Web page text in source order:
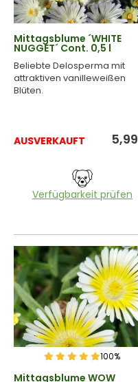
Mittagsblume ´WHITE
NUGGET´ Cont. 0,5 l
Beliebte Delosperma mit
attraktiven vanilleweißen
Blüten.
AUSVERKAUFT 5,99
Verfügbarkeit prüfen
100%
Mittagsblume WOW